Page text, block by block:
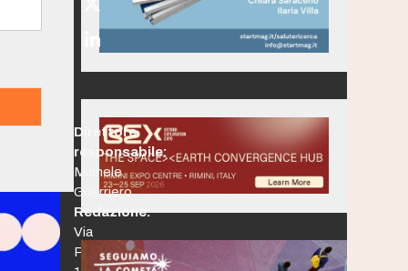
Twitter
(deprecated)
LinkedIn
Direttore
responsabile:
Michele
Guerriero
Redazione:
Via
Po,